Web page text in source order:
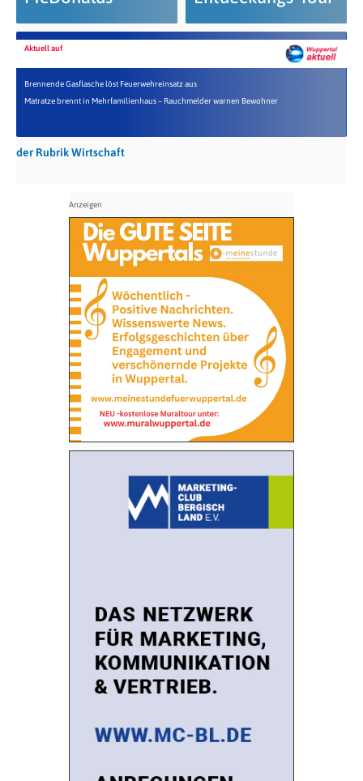
Aktuell auf
Brennende Gasflasche löst Feuerwehreinsatz aus
Matratze brennt in Mehrfamilienhaus – Rauchmelder warnen Bewohner
der Rubrik Wirtschaft